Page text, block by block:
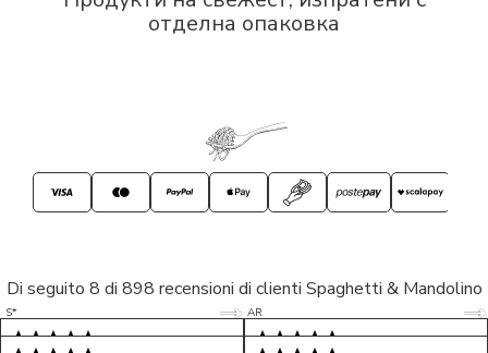
отделна опаковка
Di seguito 8 di 898 recensioni di clienti Spaghetti & Mandolino
S* 5/5
LP 5/5
M* 5/5
AR 5/5
D* 5/5
S* 5/5